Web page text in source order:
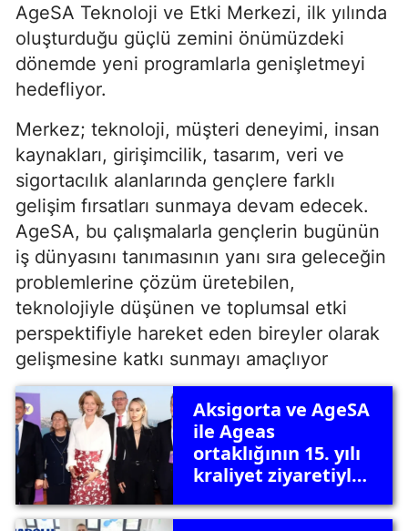
AgeSA Teknoloji ve Etki Merkezi, ilk yılında
oluşturduğu güçlü zemini önümüzdeki
dönemde yeni programlarla genişletmeyi
hedefliyor.
Merkez; teknoloji, müşteri deneyimi, insan
kaynakları, girişimcilik, tasarım, veri ve
sigortacılık alanlarında gençlere farklı
gelişim fırsatları sunmaya devam edecek.
AgeSA, bu çalışmalarla gençlerin bugünün
iş dünyasını tanımasının yanı sıra geleceğin
problemlerine çözüm üretebilen,
teknolojiyle düşünen ve toplumsal etki
perspektifiyle hareket eden bireyler olarak
gelişmesine katkı sunmayı amaçlıyor
Aksigorta ve AgeSA
ile Ageas
ortaklığının 15. yılı
kraliyet ziyaretiyle